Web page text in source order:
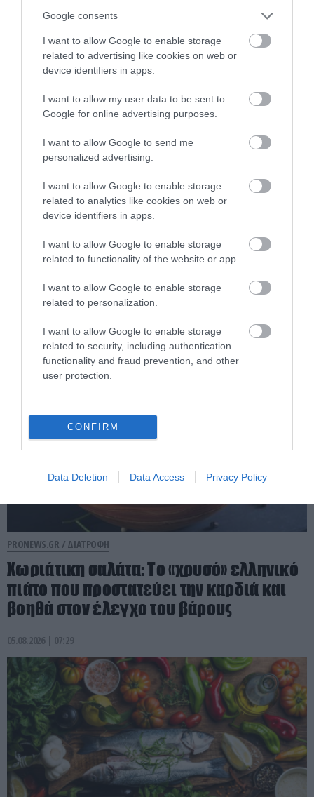
Google consents
I want to allow Google to enable storage
related to advertising like cookies on web or
device identifiers in apps.
I want to allow my user data to be sent to
Google for online advertising purposes.
I want to allow Google to send me
personalized advertising.
I want to allow Google to enable storage
related to analytics like cookies on web or
device identifiers in apps.
I want to allow Google to enable storage
related to functionality of the website or app.
I want to allow Google to enable storage
related to personalization.
I want to allow Google to enable storage
related to security, including authentication
functionality and fraud prevention, and other
user protection.
CONFIRM
Data Deletion Data Access Privacy Policy
θεωρείται μία από τις καλύτερες στον
κόσμο
05.08.2026 | 12:44
Γιατί η πίτσα είναι πιο νόστιμη την
επόμενη ημέρα
05.08.2026 | 11:01
PRONEWS.GR / ΔΙΑΤΡΟΦΗ
Χωριάτικη σαλάτα: Το «χρυσό» ελληνικό
πιάτο που προστατεύει την καρδιά και
βοηθά στον έλεγχο του βάρους
05.08.2026 | 07:29